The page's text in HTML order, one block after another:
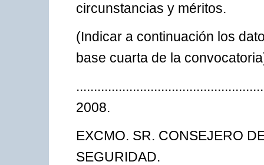
circunstancias y méritos.
(Indicar a continuación los
base cuarta de la
2008.
EXCMO. SR. CONSEJERO
SEGURIDAD.